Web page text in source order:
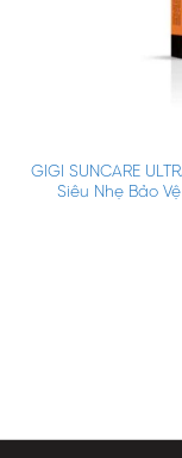
GIGI SUNCARE
Siêu Nhẹ Bảo